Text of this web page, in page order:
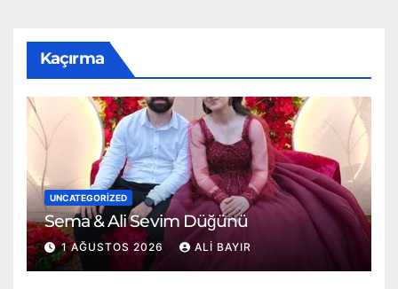
Kaçırma
UNCATEGORIZED
Sema & Ali Sevim Düğünü
1 AĞUSTOS 2026 ALI BAYIR